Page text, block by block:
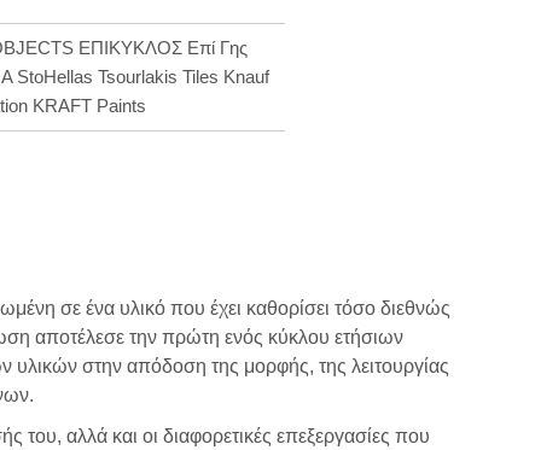
ΕΠΙΚΥΚΛΟΣ Επί Γης
StoHellas Tsourlakis Tiles Knauf
KRAFT Paints
σε ένα υλικό που έχει καθορίσει τόσο διεθνώς
αποτέλεσε την πρώτη ενός κύκλου ετήσιων
υλικών στην απόδοση της μορφής, της λειτουργίας
αλλά και οι διαφορετικές επεξεργασίες που